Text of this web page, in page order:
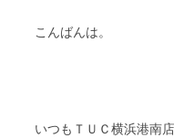
こんばんは。
いつもＴＵＣ横浜港南